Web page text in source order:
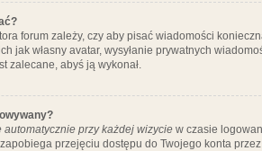
forum zależy, czy aby pisać wiadomości
jak własny avatar, wysyłanie prywatnych
zalecane, abyś ją wykonał.
automatycznie przy każdej wizycie w czasie
przejęciu dostępu do Twojego konta